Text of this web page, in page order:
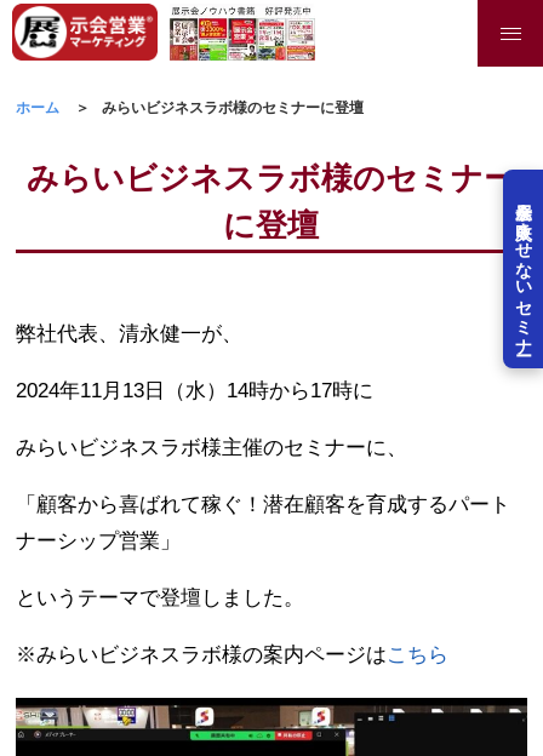
展示会を失敗させないセミナー
ホーム みらいビジネスラボ様のセミナーに登壇
みらいビジネスラボ様のセミナー
に登壇
弊社代表、清永健一が、
2024年11月13日（水）14時から17時に
みらいビジネスラボ様主催のセミナーに、
「顧客から喜ばれて稼ぐ！潜在顧客を育成するパート
ナーシップ営業」
というテーマで登壇しました。
※みらいビジネスラボ様の案内ページはこちら